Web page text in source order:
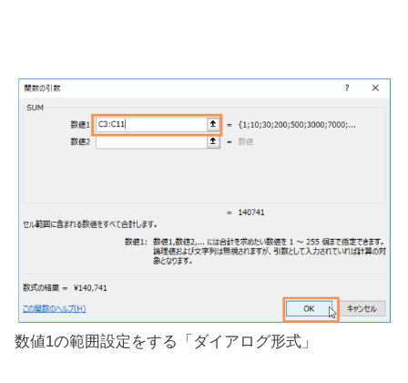
数値1の範囲設定をする「ダイアログ形式」